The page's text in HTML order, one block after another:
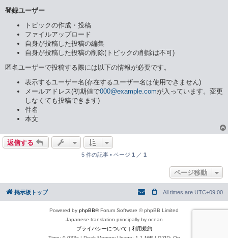
登録ユーザー
トピックの作成・投稿
ファイルアップロード
自身が投稿した投稿の編集
自身が投稿した投稿の削除(トピックの削除は不可)
匿名ユーザーで投稿する際には以下の情報が必要です。
表示するユーザー名(存在するユーザー名は使用できません)
メールアドレス(初期値で000@example.comが入っています。変更
しなくても投稿できます)
件名
本文
返信する
5 件の記事 • ページ 1 ／ 1
ページ移動
掲示板トップ All times are UTC+09:00
Powered by phpBB® Forum Software © phpBB Limited
Japanese translation principally by ocean
プライバシーについて | 利用規約